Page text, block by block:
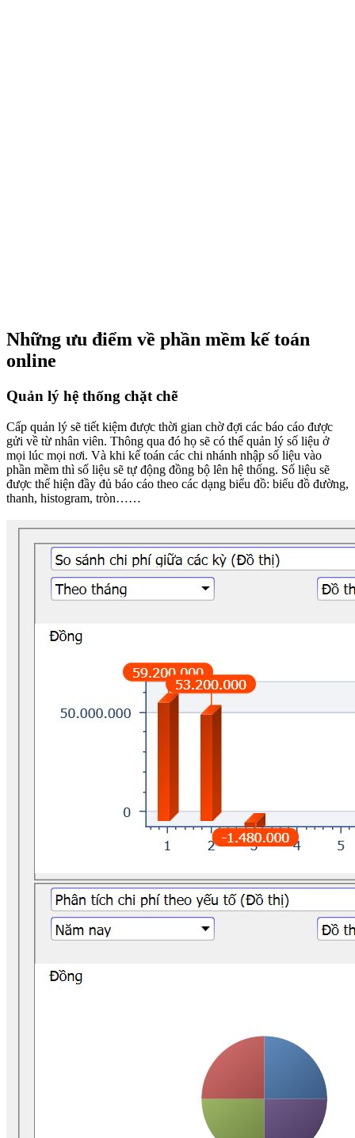
Những ưu điểm về phần mềm kế toán
online
Quản lý hệ thống chặt chẽ
Cấp quản lý sẽ tiết kiệm được thời gian chờ đợi các báo cáo được
gửi về từ nhân viên. Thông qua đó họ sẽ có thể quản lý số liệu ở
mọi lúc mọi nơi. Và khi kế toán các chi nhánh nhập số liệu vào
phần mềm thì số liệu sẽ tự động đồng bộ lên hệ thống. Số liệu sẽ
được thể hiện đầy đủ báo cáo theo các dạng biểu đồ: biểu đồ đường,
thanh, histogram, tròn……